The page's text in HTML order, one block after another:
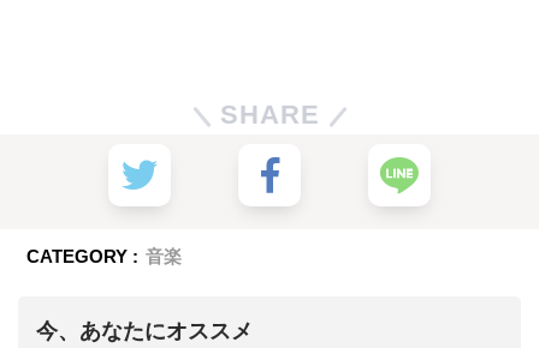
SHARE
CATEGORY : 音楽
今、あなたにオススメ